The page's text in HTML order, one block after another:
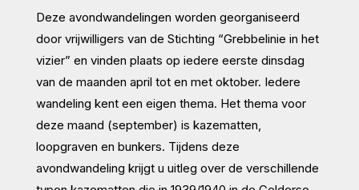
Deze avondwandelingen worden georganiseerd
door vrijwilligers van de Stichting “Grebbelinie in het
vizier” en vinden plaats op iedere eerste dinsdag
van de maanden april tot en met oktober. Iedere
wandeling kent een eigen thema. Het thema voor
deze maand (september) is kazematten,
loopgraven en bunkers. Tijdens deze
avondwandeling krijgt u uitleg over de verschillende